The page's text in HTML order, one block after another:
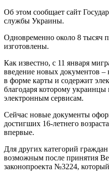
Об этом сообщает сайт
службы Украины.
Одновременно около 8 тысяч
изготовлены.
Как известно, с 11 января
введение новых документов –
в форме карты и содержит
благодаря которому украинцы
электронным сервисам.
Сейчас новые документы
достигших 16-летнего
впервые.
Для других категорий
возможным после принятия
законопроекта №3224,